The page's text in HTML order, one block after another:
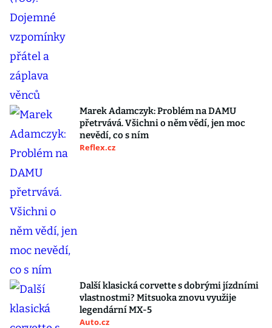
Marek Adamczyk: Problém na DAMU
přetrvává. Všichni o něm vědí, jen moc
nevědí, co s ním
Reflex.cz
Další klasická corvette s dobrými jízdními
vlastnostmi? Mitsuoka znovu využije
legendární MX-5
Auto.cz